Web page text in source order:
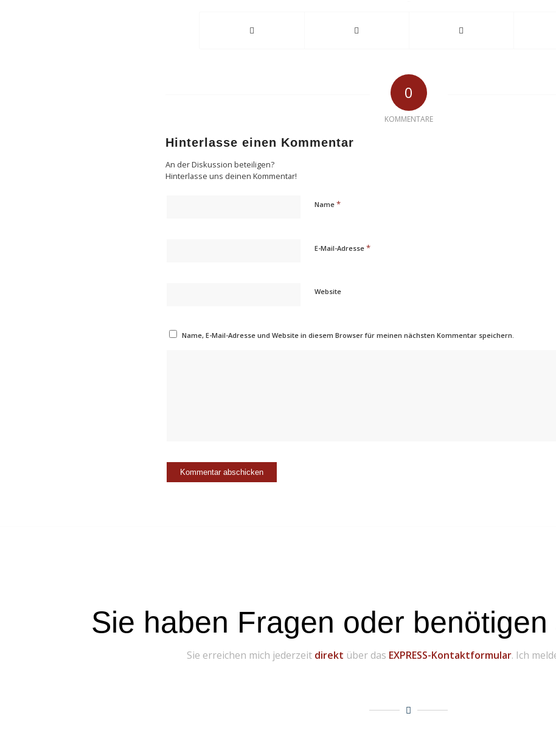
0
KOMMENTARE
Hinterlasse einen Kommentar
An der Diskussion beteiligen?
Hinterlasse uns deinen Kommentar!
Name *
E-Mail-Adresse *
Website
Name, E-Mail-Adresse und Website in diesem Browser für meinen nächsten Kommentar speichern.
Sie haben Fragen oder
Sie erreichen mich jederzeit direkt über das EXPRESS-Kontaktformular. Ich